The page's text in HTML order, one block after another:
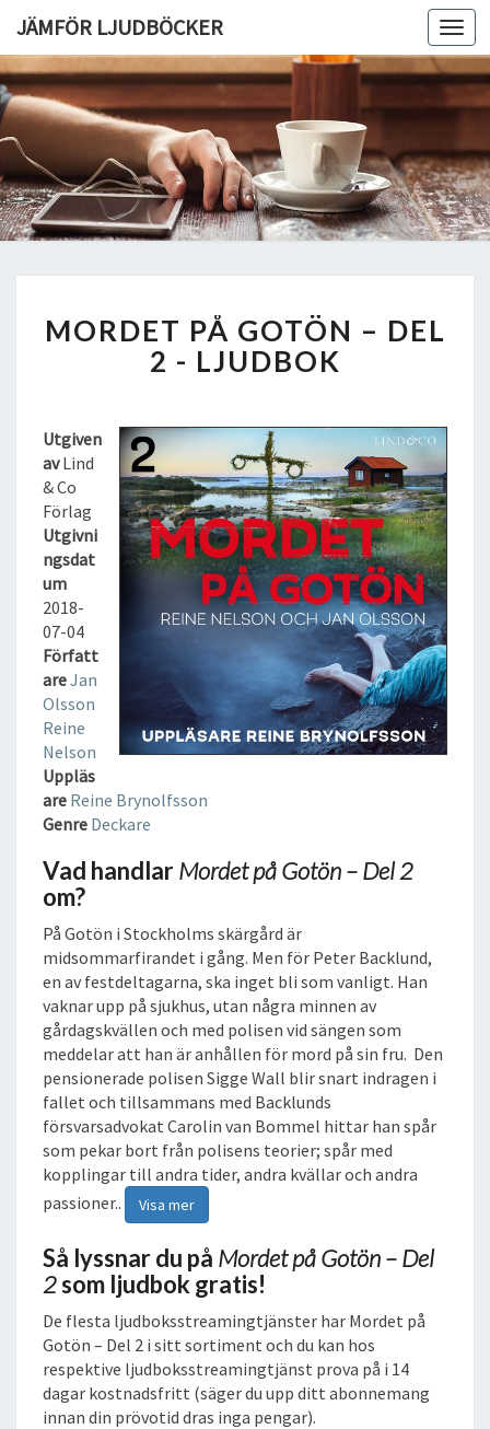
JÄMFÖR LJUDBÖCKER
O
R
D
T
P
Å
G
O
T
Ö
N
–
D
L
L
O
K
MORDET PÅ GOTÖN – DEL
2 - LJUDBOK
Utgiven
avLind
& Co
Förlag
Utgivni
ngsdat
um
2018-
07-04
Författ
areJan
Olsson
Reine
Nelson
Uppläs
are Reine Brynolfsson
Genre Deckare
Vad handlarMordet på Gotön – Del 2
om?
På Gotön i Stockholms skärgård är
midsommarfirandet i gång. Men för Peter Backlund,
en av festdeltagarna, ska inget bli som vanligt. Han
vaknar upp på sjukhus, utan några minnen av
gårdagskvällen och med polisen vid sängen som
meddelar att han är anhållen för mord på sin fru. Den
pensionerade polisen Sigge Wall blir snart indragen i
fallet och tillsammans med Backlunds
försvarsadvokat Carolin van Bommel hittar han spår
som pekar bort från polisens teorier; spår med
kopplingar till andra tider, andra kvällar och andra
passioner..
Visa mer
Så lyssnar du på Mordet på Gotön – Del
2som ljudbok gratis!
De flesta ljudboksstreamingtjänster har Mordet på
Gotön – Del 2 i sitt sortiment och du kan hos
respektive ljudboksstreamingtjänst prova på i 14
dagar kostnadsfritt (säger du upp ditt abonnemang
innan din prövotid dras inga pengar).